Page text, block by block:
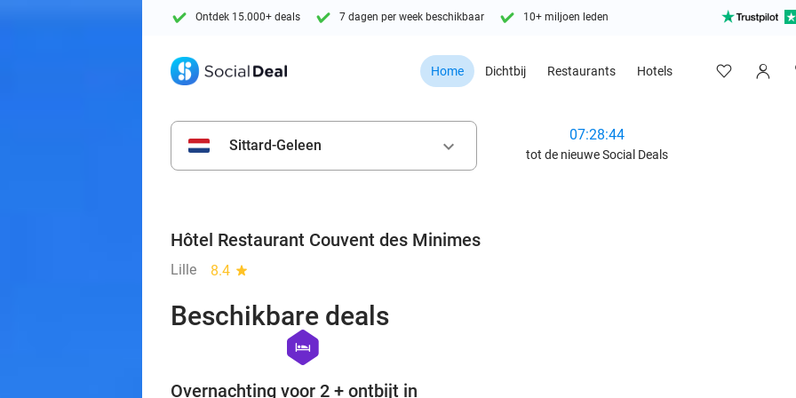
Ontdek 15.000+ deals 7 dagen per week beschikbaar 10+ miljoen leden
Home Dichtbij Restaurants Hotels
Sittard-Geleen keyboard_arrow_down
07:28:43
tot de nieuwe Social Deals
Hôtel Restaurant Couvent des Minimes
Lille 8.4 star
Beschikbare deals
hexagon
hotel
Overnachting voor 2 + ontbijt in